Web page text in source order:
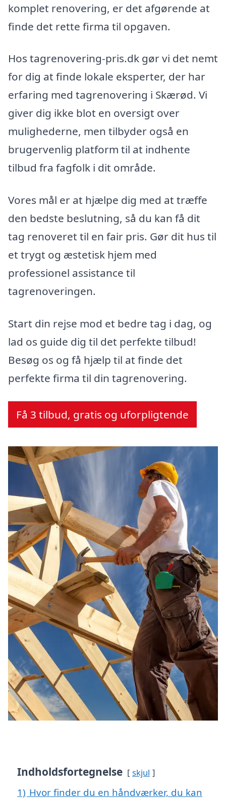
komplet renovering, er det afgørende at
finde det rette firma til opgaven.
Hos tagrenovering-pris.dk gør vi det nemt
for dig at finde lokale eksperter, der har
erfaring med tagrenovering i Skærød. Vi
giver dig ikke blot en oversigt over
mulighederne, men tilbyder også en
brugervenlig platform til at indhente
tilbud fra fagfolk i dit område.
Vores mål er at hjælpe dig med at træffe
den bedste beslutning, så du kan få dit
tag renoveret til en fair pris. Gør dit hus til
et trygt og æstetisk hjem med
professionel assistance til
tagrenoveringen.
Start din rejse mod et bedre tag i dag, og
lad os guide dig til det perfekte tilbud!
Besøg os og få hjælp til at finde det
perfekte firma til din tagrenovering.
Få 3 tilbud, gratis og uforpligtende
Indholdsfortegnelse skjul
1) Hvor finder du en håndværker, du kan